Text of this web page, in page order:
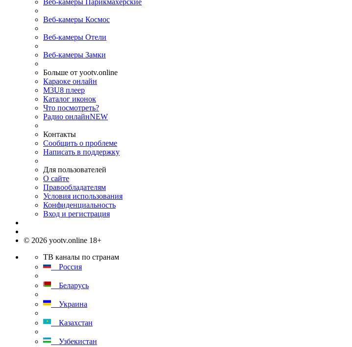
Веб-камеры Парикмахерские
Веб-камеры Космос
Веб-камеры Отели
Веб-камеры Замки
Больше от yootv.online
Караоке онлайн
M3U8 плеер
Каталог иконок
Что посмотреть?
Радио онлайнNEW
Контакты
Сообщить о проблеме
Написать в поддержку
Для пользователей
О сайте
Правообладателям
Условия использования
Конфиденциальность
Вход и регистрация
© 2026 yootv.online 18+
ТВ каналы по странам
Россия
Беларусь
Украина
Казахстан
Узбекистан